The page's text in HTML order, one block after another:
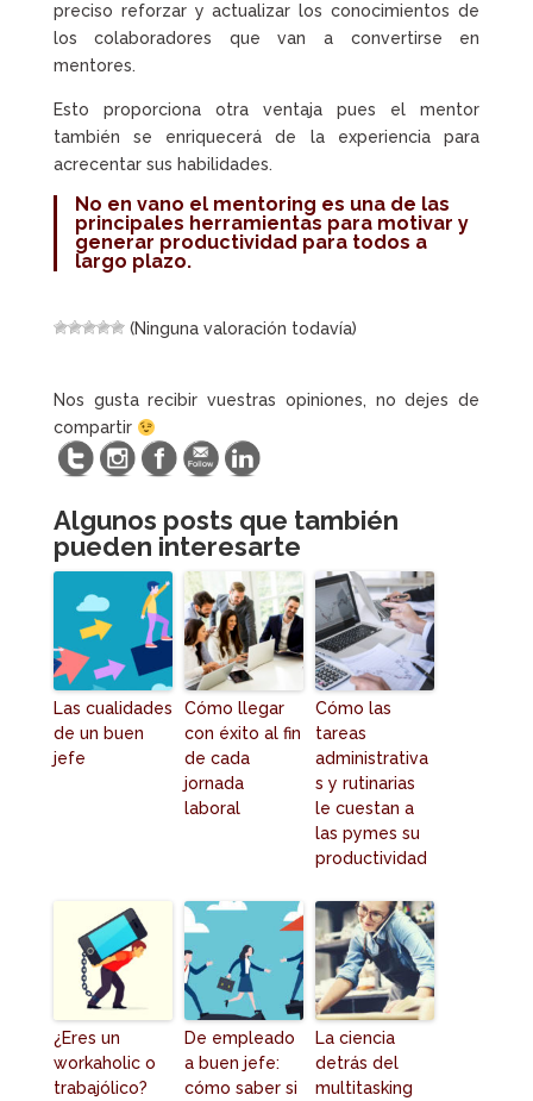
preciso reforzar y actualizar los conocimientos de
los colaboradores que van a convertirse en
mentores.
Esto proporciona otra ventaja pues el mentor
también se enriquecerá de la experiencia para
acrecentar sus habilidades.
No en vano el mentoring es una de las
principales herramientas para motivar y
generar productividad para todos a
largo plazo.
(Ninguna valoración todavía)
Nos gusta recibir vuestras opiniones, no dejes de
compartir
Algunos posts que también
pueden interesarte
Las cualidades
de un buen
jefe
Cómo llegar
con éxito al fin
de cada
jornada
laboral
Cómo las
tareas
administrativa
s y rutinarias
le cuestan a
las pymes su
productividad
¿Eres un
workaholic o
trabajólico?
De empleado
a buen jefe:
cómo saber si
La ciencia
detrás del
multitasking